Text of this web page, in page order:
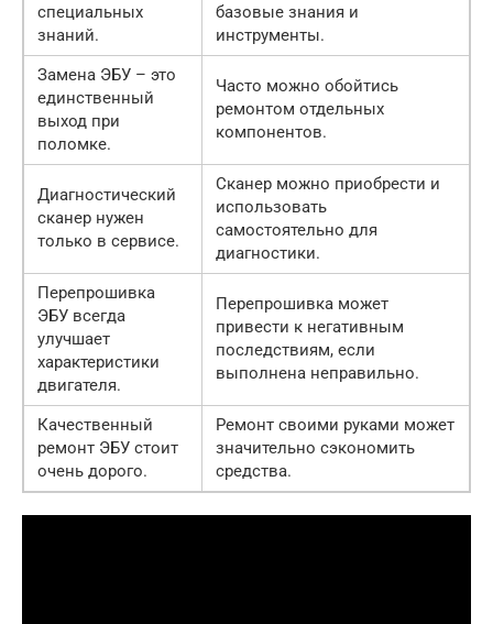
специальных
знаний.
базовые знания и
инструменты.
Замена ЭБУ – это
единственный
выход при
поломке.
Часто можно обойтись
ремонтом отдельных
компонентов.
Диагностический
сканер нужен
только в сервисе.
Сканер можно приобрести и
использовать
самостоятельно для
диагностики.
Перепрошивка
ЭБУ всегда
улучшает
характеристики
двигателя.
Перепрошивка может
привести к негативным
последствиям, если
выполнена неправильно.
Качественный
ремонт ЭБУ стоит
очень дорого.
Ремонт своими руками может
значительно сэкономить
средства.